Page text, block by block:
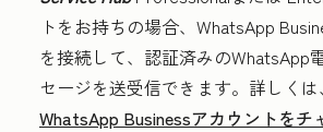
トを お持ちの場合、WhatsApp
を接続して、認証済みのWhatsApp
セージを送受信できます。詳しくは、
WhatsApp Businessアカウントをチ